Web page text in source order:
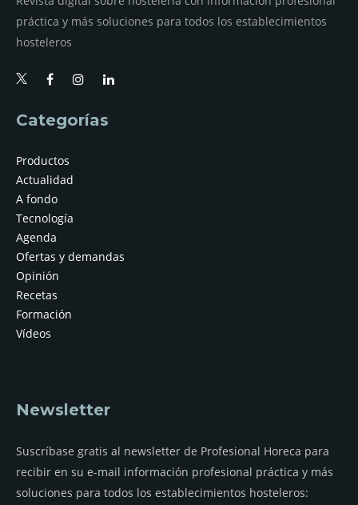
práctica y más soluciones para todos los establecimientos
hosteleros
Categorías
Productos
Actualidad
A fondo
Tecnología
Agenda
Ofertas y demandas
Opinión
Recetas
Formación
Vídeos
Newsletter
Suscríbase gratis al newsletter de Profesional Horeca para
recibir en su e-mail información profesional práctica y más
soluciones para todos los establecimientos hosteleros: